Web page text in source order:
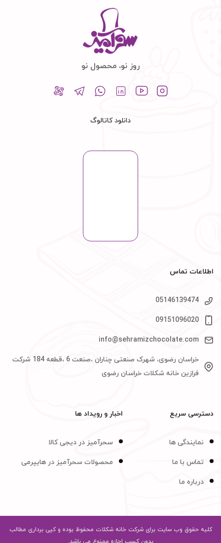
روز نو، محصول نو
اطلاعات تماس
05146139474
09151096020
info@sehramizchocolate.com
خراسان رضوی، شهرک صنعتی چناران ،صنعت 6 ،قطعه 184 شرکت
فرازین خانه شکلات خراسان رضوی
دانلود کاتالوگ
دسترسی سریع
نمایندگی ها
تماس با ما
درباره ما
اخبار و رویداد ها
سحرآمیز در دیجی کالا
محصولات سحرآمیز در هایپرمی
کلیه حقوق وب سایت برای شرکت خانه شکلات محفوظ بوده و کپی برداری مطالب
بدون کسب اجازه ممنوع می باشد.